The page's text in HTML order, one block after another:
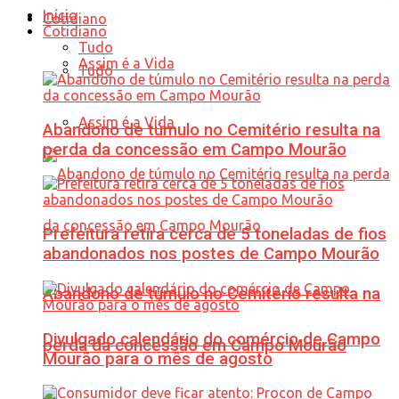
Cotidiano
Tudo
Assim é a Vida
Abandono de túmulo no Cemitério resulta na
perda da concessão em Campo Mourão
Início
Cotidiano
Tudo
Assim é a Vida
Abandono de túmulo no Cemitério resulta na
perda da concessão em Campo Mourão
Prefeitura retira cerca de 5 toneladas de fios
abandonados nos postes de Campo Mourão
Divulgado calendário do comércio de Campo
Mourão para o mês de agosto